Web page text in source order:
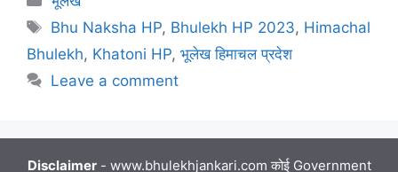
Tags
Bhu Naksha HP, Bhulekh HP 2023, Himachal
Bhulekh, Khatoni HP, भूलेख हिमाचल प्रदेश
Leave a comment
Disclaimer- www.bhulekhjankari.com कोई Government